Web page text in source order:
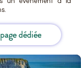
dédiée